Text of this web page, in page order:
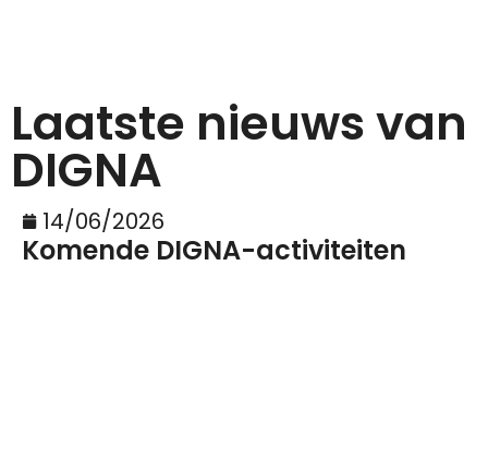
Laatste nieuws van
DIGNA
14/06/2026
Komende DIGNA-activiteiten